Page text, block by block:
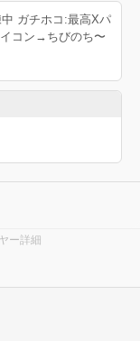
ガチホコ:最高Xパ
コン→ちびのち〜
ー詳細